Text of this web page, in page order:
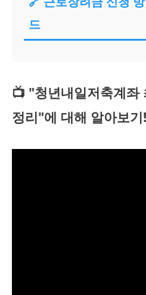
드
📺 "청년내일저축계좌
정리"에 대해 알아보기!